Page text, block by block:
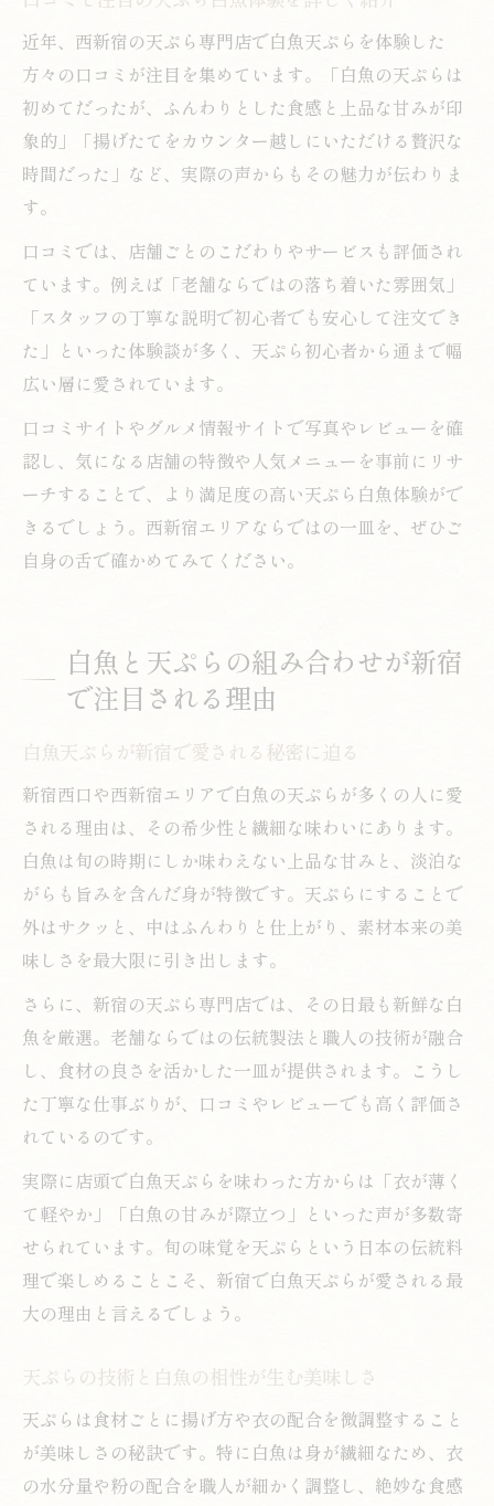
近年、西新宿の天ぷら専門店で白魚天ぷらを体験した
方々の口コミが注目を集めています。「白魚の天ぷらは
初めてだったが、ふんわりとした食感と上品な甘みが印
象的」「揚げたてをカウンター越しにいただける贅沢な
時間だった」など、実際の声からもその魅力が伝わりま
す。
口コミでは、店舗ごとのこだわりやサービスも評価され
ています。例えば「老舗ならではの落ち着いた雰囲気」
「スタッフの丁寧な説明で初心者でも安心して注文でき
た」といった体験談が多く、天ぷら初心者から通まで幅
広い層に愛されています。
口コミサイトやグルメ情報サイトで写真やレビューを確
認し、気になる店舗の特徴や人気メニューを事前にリサ
ーチすることで、より満足度の高い天ぷら白魚体験がで
きるでしょう。西新宿エリアならではの一皿を、ぜひご
自身の舌で確かめてみてください。
白魚と天ぷらの組み合わせが新宿
で注目される理由
白魚天ぷらが新宿で愛される秘密に迫る
新宿西口や西新宿エリアで白魚の天ぷらが多くの人に愛
される理由は、その希少性と繊細な味わいにあります。
白魚は旬の時期にしか味わえない上品な甘みと、淡泊な
がらも旨みを含んだ身が特徴です。天ぷらにすることで
外はサクッと、中はふんわりと仕上がり、素材本来の美
味しさを最大限に引き出します。
さらに、新宿の天ぷら専門店では、その日最も新鮮な白
魚を厳選。老舗ならではの伝統製法と職人の技術が融合
し、食材の良さを活かした一皿が提供されます。こうし
た丁寧な仕事ぶりが、口コミやレビューでも高く評価さ
れているのです。
実際に店頭で白魚天ぷらを味わった方からは「衣が薄く
て軽やか」「白魚の甘みが際立つ」といった声が多数寄
せられています。旬の味覚を天ぷらという日本の伝統料
理で楽しめることこそ、新宿で白魚天ぷらが愛される最
大の理由と言えるでしょう。
天ぷらの技術と白魚の相性が生む美味しさ
天ぷらは食材ごとに揚げ方や衣の配合を微調整すること
が美味しさの秘訣です。特に白魚は身が繊細なため、衣
の水分量や粉の配合を職人が細かく調整し、絶妙な食感